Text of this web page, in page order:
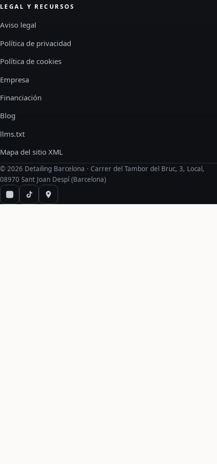
LEGAL Y RECURSOS
Aviso legal
Política de privacidad
Política de cookies
Empresa
Financiación
Blog
llms.txt
Mapa del sitio XML
© 2026 Detailing Barcelona · Carrer del Tambor del Bruc, 3, Local,
08970 Sant Joan Despí (Barcelona)